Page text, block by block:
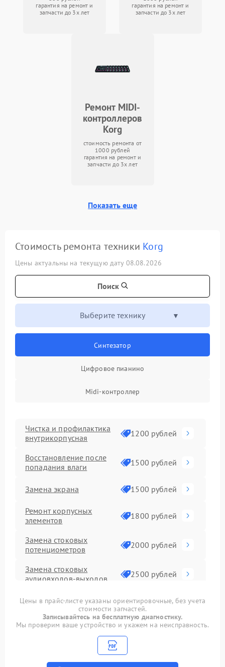
гарантия на ремонт и
запчасти до 3х лет
гарантия на ремонт и
запчасти до 3х лет
Ремонт MIDI-
контроллеров
Korg
стоимость ремонта от
1000 рублей
гарантия на ремонт и
запчасти до 3х лет
Показать еще
Стоимость ремонта техники Korg
Цены актуальны на текущую дату 08.08.2026
Поиск
Выберите технику
Синтезатор
Цифровое пианино
Midi-контроллер
Чистка и профилактика
внутрикорпусная
1200 рублей
Восстановление после
попадания влаги
1500 рублей
Замена экрана 1500 рублей
Ремонт корпусных
элементов
1800 рублей
Замена стоковых
потенциометров
2000 рублей
Замена стоковых
аудиовходов-выходов
2500 рублей
Замена стоковых
конденсаторов
1800 рублей
Ремонт второстепенных
2000 рублей
Цены в прайс-листе указаны ориентировочные, без учета
стоимости запчастей.
Записывайтесь на бесплатную диагностику.
Мы проверим ваше устройство и укажем на неисправность.